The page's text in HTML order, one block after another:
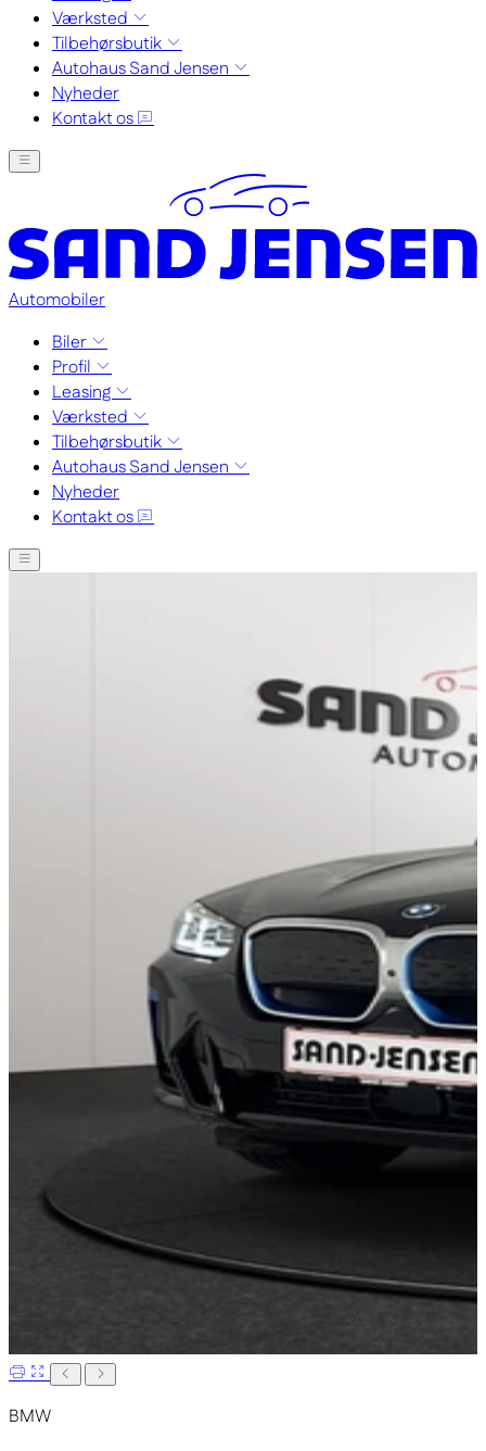
Værksted
Tilbehørsbutik
Autohaus Sand Jensen
Nyheder
Kontakt os
Automobiler
Biler
Profil
Leasing
Værksted
Tilbehørsbutik
Autohaus Sand Jensen
Nyheder
Kontakt os
BMW